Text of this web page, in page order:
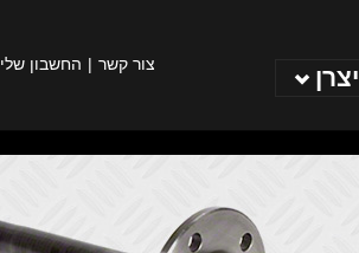
צור קשר החשבון שלי יצרן